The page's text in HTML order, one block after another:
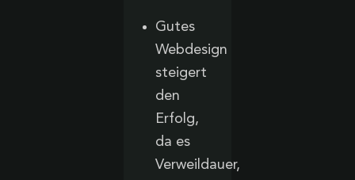
Gutes
Webdesign
steigert
den
Erfolg,
da es
Verweildauer,